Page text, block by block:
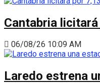
Cantabria
06/08/26 10:09 AM
Laredo estrena